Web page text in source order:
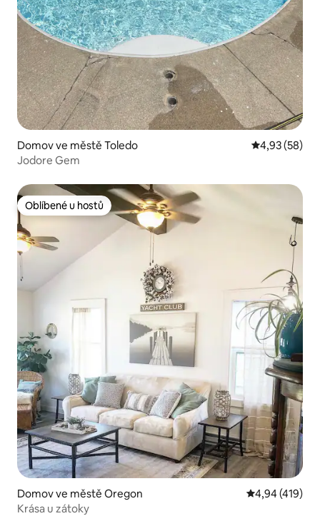
Domov ve městě Toledo Průměrné
4,93 (58)
Jodore Gem
Oblíbené u hostů
Oblíbené u hostů
Domov ve městě Oregon Průměrné
4,94 (419)
Krása u zátoky